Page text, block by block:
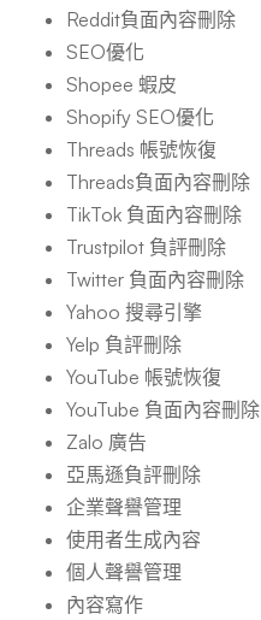
Reddit負面內容刪除
SEO優化
Shopee 蝦皮
Shopify SEO優化
Threads 帳號恢復
Threads負面內容刪除
TikTok 負面內容刪除
Trustpilot 負評刪除
Twitter 負面內容刪除
Yahoo 搜尋引擎
Yelp 負評刪除
YouTube 帳號恢復
YouTube 負面內容刪除
Zalo 廣告
亞馬遜負評刪除
企業聲譽管理
使用者生成內容
個人聲譽管理
內容寫作